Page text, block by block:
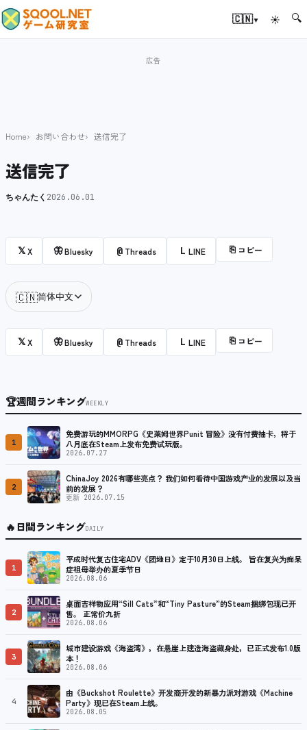
🇨🇳▾ ☀ 🔍
Home お問い合わせ 送信完了
送信完了
ちゃんたく 2026.06.01
𝕏X 🦋Bluesky @ Threads L LINE ⎘ コピー
🇨🇳简体中文
𝕏X 🦋Bluesky @ Threads L LINE ⎘ コピー
🏆週間ランキングWEEKLY
1
免费游玩的MMORPG《史莱姆世界Punit 冒险》没有付费抽卡，将于
八月底在Steam上发布免费试玩版。
2026.07.27
2
ChinaJoy 2026有哪些亮点？ 我们如何看待中国游戏产业的发展以及当
前的发展？
更新 2026.07.15
🔥日間ランキングDAILY
1
平成时代复古住宅ADV《团地日》定于10月30日上线。 旨在复兴为痴呆
症祖母举办的夏季节日
2026.08.06
2
桌面吉祥物应用“Sill Cats”和“Tiny Pasture”的Steam捆绑包现已开
售。 正常价九折
2026.08.06
3
城市建设游戏《海盗湾》，在悬崖上建造海盗藏身处，已正式发布1.0版
本！
2026.08.06
4
由《Buckshot Roulette》开发商开发的新暴力派对游戏《Machine
Party》现已在Steam上线。
2026.08.05